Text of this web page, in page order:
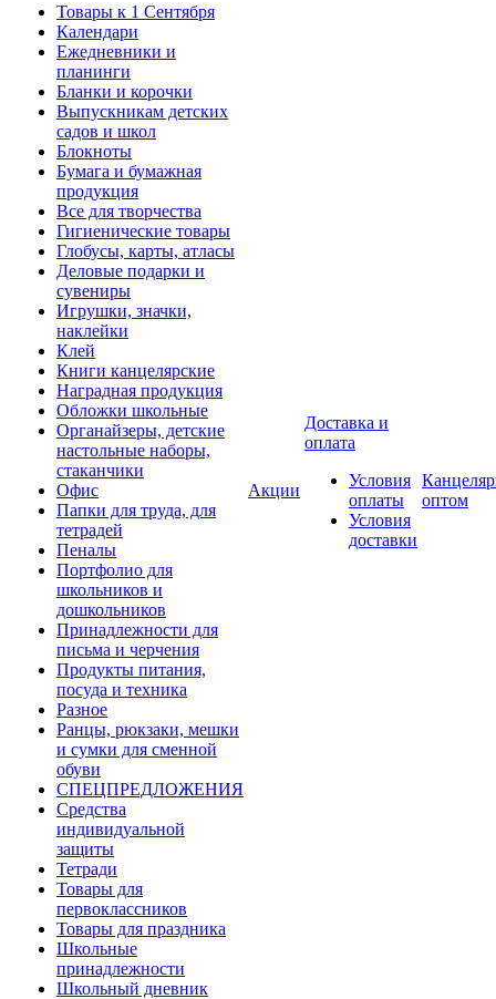
Товары к 1 Сентября
Календари
Ежедневники и
планинги
Бланки и корочки
Выпускникам детских
садов и школ
Блокноты
Бумага и бумажная
продукция
Все для творчества
Гигиенические товары
Глобусы, карты, атласы
Деловые подарки и
сувениры
Игрушки, значки,
наклейки
Клей
Книги канцелярские
Наградная продукция
Обложки школьные
Органайзеры, детские
настольные наборы,
стаканчики
Офис
Папки для труда, для
тетрадей
Пеналы
Портфолио для
школьников и
дошкольников
Принадлежности для
письма и черчения
Продукты питания,
посуда и техника
Разное
Ранцы, рюкзаки, мешки
и сумки для сменной
обуви
СПЕЦПРЕДЛОЖЕНИЯ
Средства
индивидуальной
защиты
Тетради
Товары для
первоклассников
Товары для праздника
Школьные
принадлежности
Школьный дневник
Акции
Доставка и
оплата
Условия
оплаты
Условия
доставки
оптом